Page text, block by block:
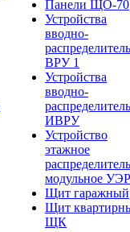
Панели ЩО-70
Устройства
вводно-
ВРУ 1
Устройства
вводно-
ИВРУ
Устройство
этажное
модульное
Щит гаражный
Щит
ЩК